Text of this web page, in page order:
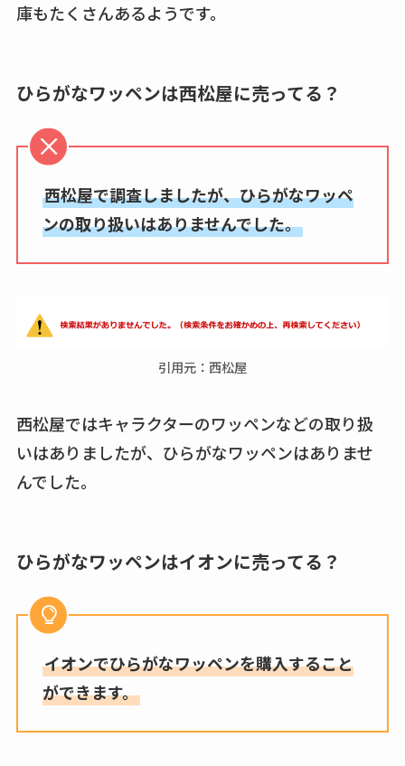
庫もたくさんあるようです。
ひらがなワッペンは西松屋に売ってる？
西松屋で調査しましたが、ひらがなワッペ
ンの取り扱いはありませんでした。
引用元：西松屋
西松屋ではキャラクターのワッペンなどの取り扱
いはありましたが、ひらがなワッペンはありませ
んでした。
ひらがなワッペンはイオンに売ってる？
イオンでひらがなワッペンを購入すること
ができます。